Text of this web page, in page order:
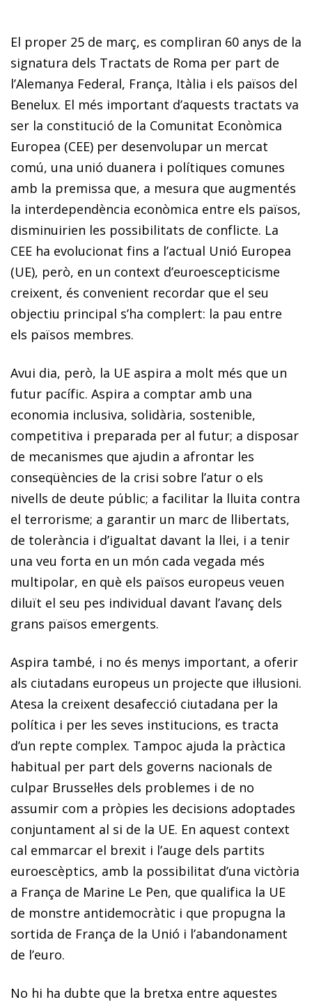
El proper 25 de març, es compliran 60 anys de la
signatura dels Tractats de Roma per part de
l’Alemanya Federal, França, Itàlia i els països del
Benelux. El més important d’aquests tractats va
ser la constitució de la Comunitat Econòmica
Europea (CEE) per desenvolupar un mercat
comú, una unió duanera i polítiques comunes
amb la premissa que, a mesura que augmentés
la interdependència econòmica entre els països,
disminuirien les possibilitats de conflicte. La
CEE ha evolucionat fins a l’actual Unió Europea
(UE), però, en un context d’euroescepticisme
creixent, és convenient recordar que el seu
objectiu principal s’ha complert: la pau entre
els països membres.
Avui dia, però, la UE aspira a molt més que un
futur pacífic. Aspira a comptar amb una
economia inclusiva, solidària, sostenible,
competitiva i preparada per al futur; a disposar
de mecanismes que ajudin a afrontar les
conseqüències de la crisi sobre l’atur o els
nivells de deute públic; a facilitar la lluita contra
el terrorisme; a garantir un marc de llibertats,
de tolerància i d’igualtat davant la llei, i a tenir
una veu forta en un món cada vegada més
multipolar, en què els països europeus veuen
diluït el seu pes individual davant l’avanç dels
grans països emergents.
Aspira també, i no és menys important, a oferir
als ciutadans europeus un projecte que il·lusioni.
Atesa la creixent desafecció ciutadana per la
política i per les seves institucions, es tracta
d’un repte complex. Tampoc ajuda la pràctica
habitual per part dels governs nacionals de
culpar Brussel·les dels problemes i de no
assumir com a pròpies les decisions adoptades
conjuntament al si de la UE. En aquest context
cal emmarcar el brexit i l’auge dels partits
euroescèptics, amb la possibilitat d’una victòria
a França de Marine Le Pen, que qualifica la UE
de monstre antidemocràtic i que propugna la
sortida de França de la Unió i l’abandonament
de l’euro.
No hi ha dubte que la bretxa entre aquestes